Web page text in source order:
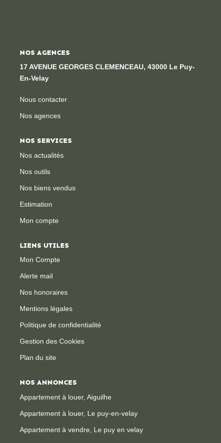
NOS AGENCES
17 AVENUE GEORGES CLEMENCEAU, 43000 Le Puy-
En-Velay
Nous contacter
Nos agences
NOS SERVICES
Nos actualités
Nos outils
Nos biens vendus
Estimation
Mon compte
LIENS UTILES
Mon Compte
Alerte mail
Nos honoraires
Mentions légales
Politique de confidentialité
Gestion des Cookies
Plan du site
NOS ANNONCES
Appartement à louer, Aiguilhe
Appartement à louer, Le puy-en-velay
Appartement à vendre, Le puy en velay